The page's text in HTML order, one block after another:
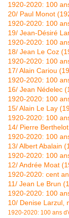
1920-2020: 100
20/ Paul Monot
1920-2020: 100
19/ Jean-Désiré
1920-2020: 100
18/ Jean Le Coz
1920-2020: 100
17/ Alain Cariou
1920-2020: 100
16/ Jean Nédelec
1920-2020: 100
15/ Alain Le Lay
1920-2020: 100
14/ Pierre
1920-2020: 100
13/ Albert Abalain
1920-2020: 100
12/ Andrée Moat
1920-2020: cent
11/ Jean Le Brun
1920-2020: 100
10/ Denise Larzul,
1920-2020: 100 ans